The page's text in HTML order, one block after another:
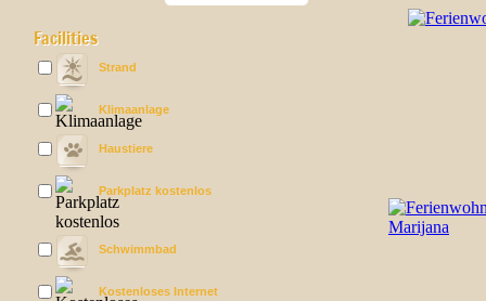
Facilities
Strand
Klimaanlage
Haustiere
Parkplatz kostenlos
Schwimmbad
Kostenloses Internet